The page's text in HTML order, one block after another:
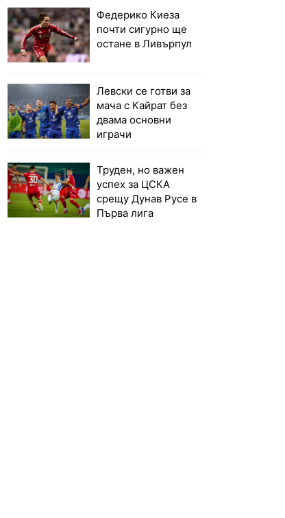
Федерико Киеза
почти сигурно ще
остане в Ливърпул
Левски се готви за
мача с Кайрат без
двама основни
играчи
Труден, но важен
успех за ЦСКА
срещу Дунав Русе в
Първа лига